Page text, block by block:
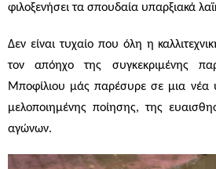
φιλοξενήσει τα σπουδαία υπαρξιακά
Δεν είναι τυχαίο που όλη η
τον απόηχο της συγκεκριμένης
Μποφίλιου μάς παρέσυρε σε μια νέα
μελοποιημένης ποίησης, της
αγώνων.